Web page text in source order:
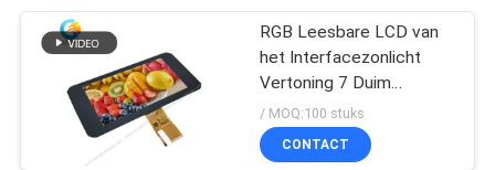
RGB Leesbare LCD van
het Interfacezonlicht
Vertoning 7 Duim
1024*600 40pin、
/ MOQ:100 stuks
CONTACT